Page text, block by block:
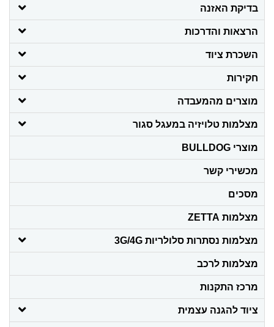
בדיקת האזנה
הרצאות והדרכות
השכרת ציוד
חקירות
מוצרים מהמעבדה
מצלמות טלויזיה במעגל סגור
מוצרי BULLDOG
מכשירי קשר
מסכים
מצלמות ZETTA
מצלמות נסתרות סלולריות 3G/4G
מצלמות לרכב
מרכז התקנות
ציוד להגנה עצמית